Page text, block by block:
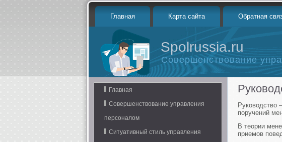
Главная Карта сайта Обратная
Spolrussia.ru
Совершенствование
Главная
Совершенствование управления
персоналом
Ситуативный стиль управления
Руководство
поручений
В теории
приемов